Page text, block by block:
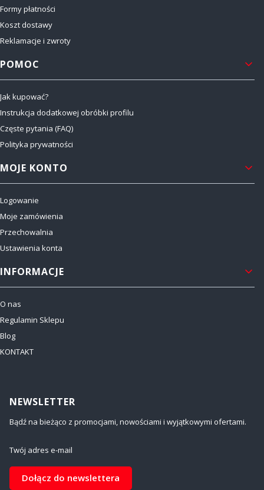
Formy płatności
Koszt dostawy
Reklamacje i zwroty
POMOC
Jak kupować?
Instrukcja dodatkowej obróbki profilu
Częste pytania (FAQ)
Polityka prywatności
MOJE KONTO
Logowanie
Moje zamówienia
Przechowalnia
Ustawienia konta
INFORMACJE
O nas
Regulamin Sklepu
Blog
KONTAKT
NEWSLETTER
Bądź na bieżąco z promocjami, nowościami i wyjątkowymi ofertami.
Twój adres e-mail
Dołącz do newslettera